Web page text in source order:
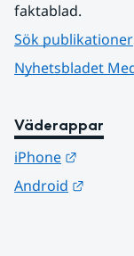
faktablad.
Sök publikationer
Nyhetsbladet
Väderappar
iPhone
Android